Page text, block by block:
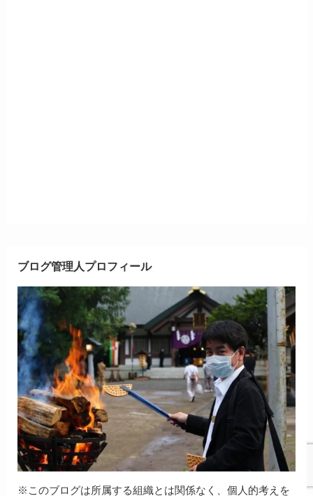
ブログ管理人プロフィール
※このブログは所属する組織とは関係なく、個人的考えを